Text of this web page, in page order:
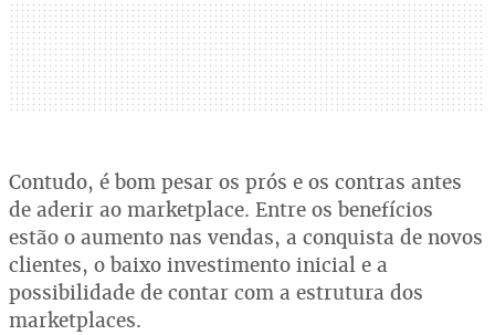
Contudo, é bom pesar os prós e os contras antes
de aderir ao marketplace. Entre os benefícios
estão o aumento nas vendas, a conquista de novos
clientes, o baixo investimento inicial e a
possibilidade de contar com a estrutura dos
marketplaces.